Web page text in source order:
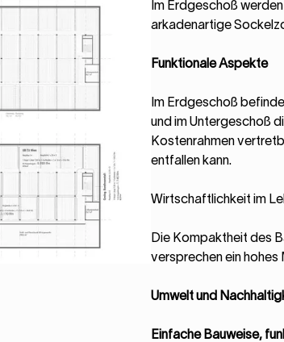
Im Erdgeschoß
arkadenartige
Funktionale Aspekte
Im Erdgeschoß
und im Untergeschoß
Kostenrahmen
entfallen kann.
Wirtschaftlichkeit im
Die Kompaktheit des
versprechen ein hohes
Umwelt und
Einfache Bauweise,